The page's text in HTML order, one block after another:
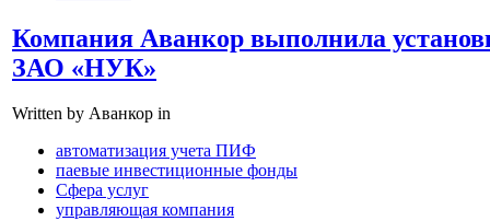
Компания Аванкор выполнила
ЗАО «НУК»
Written by Аванкор in
автоматизация учета ПИФ
паевые инвестиционные фонды
Сфера услуг
управляющая компания